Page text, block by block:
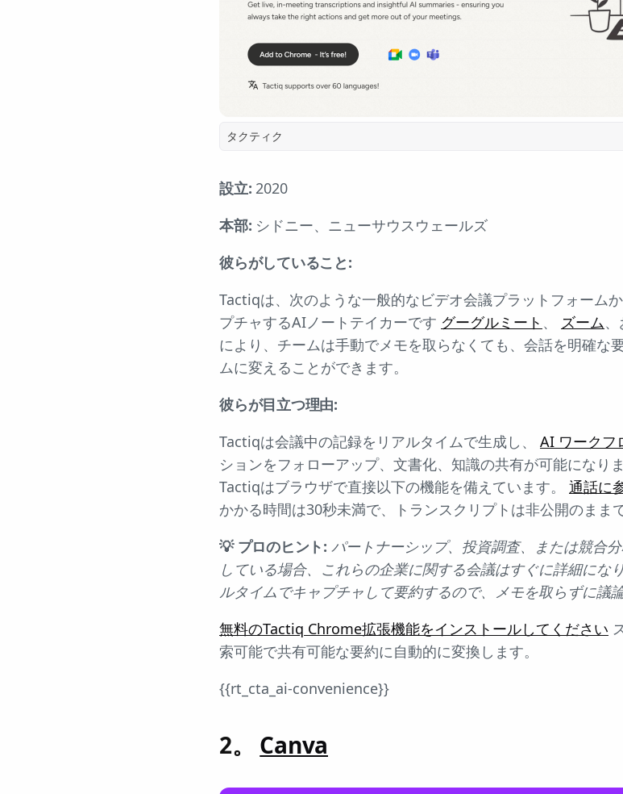
タクティク
設立: 2020
本部: シドニー、ニューサウスウェールズ
彼らがしていること:
Tactiqは、次のような一般的なビデオ会議プラットフォーム
プチャするAIノートテイカーです グーグルミート 、 ズーム
により、チームは手動でメモを取らなくても、会話を明確な
ムに変えることができます。
彼らが目立つ理由:
Tactiqは会議中の記録をリアルタイムで生成し、 AI ワークフ
ションをフォローアップ、文書化、知識の共有が可能になり
Tactiqはブラウザで直接以下の機能を備えています。 通話に
かかる時間は30秒未満で、トランスクリプトは非公開のままで
💡 プロのヒント: パートナーシップ、投資調査、または競合
している場合、これらの企業に関する会議はすぐに詳細にな
ルタイムでキャプチャして要約するので、メモを取らずに議
無料のTactiq Chrome拡張機能をインストールしてください
索可能で共有可能な要約に自動的に変換します。
{{rt_cta_ai-convenience}}
2。 Canva